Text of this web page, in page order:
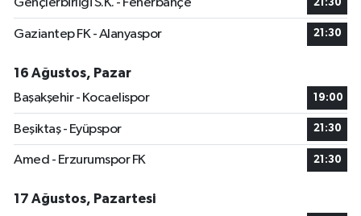
Gençlerbirliği S.K. - Fenerbahçe 21:30
Gaziantep FK - Alanyaspor 21:30
16 Ağustos, Pazar
Başakşehir - Kocaelispor
19:00
Beşiktaş - Eyüpspor 21:30
Amed - Erzurumspor FK 21:30
17 Ağustos, Pazartesi